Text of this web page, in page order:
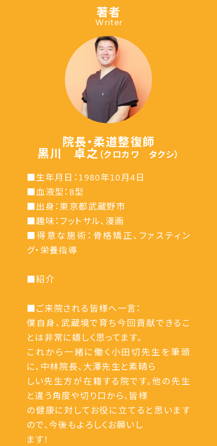
著者
Writer
院長・柔道整復師
黒川 卓之 （クロカワ タクシ）
■生年月日：1980年10月4日
■血液型：B型
■出身：東京都武蔵野市
■趣味：フットサル、漫画
■得意な施術：骨格矯正、ファスティン
グ・栄養指導
■紹介
■ご来院される皆様へ一言：
僕自身、武蔵境で育ち今回貢献できるこ
とは非常に嬉しく思ってます。
これから一緒に働く小田切先生を筆頭
に、中林院長、大澤先生と素晴ら
しい先生方が在籍する院です。他の先生
と違う角度や切り口から、皆様
の健康に対してお役に立てると思います
ので、今後もよろしくお願いし
ます！